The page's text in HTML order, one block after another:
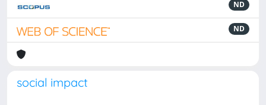
ND
ND
social impact